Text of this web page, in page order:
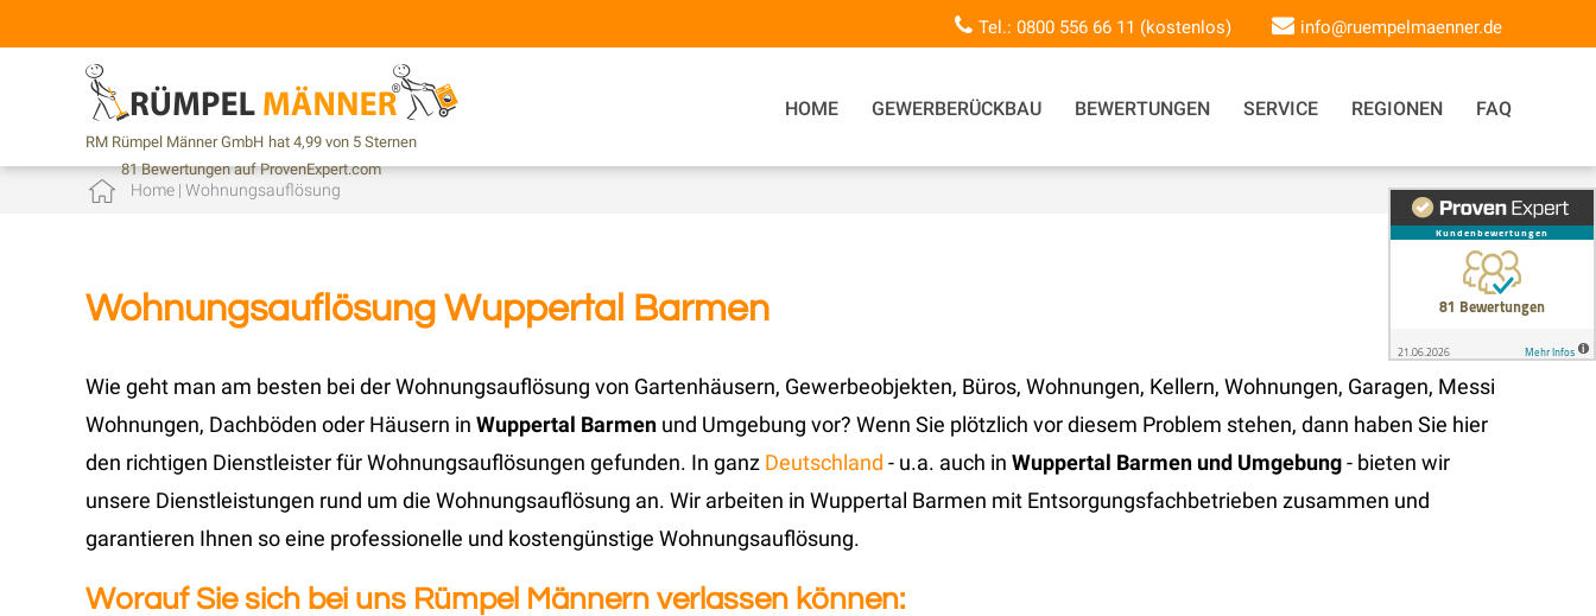
Tel.: 0800 556 66 11 (kostenlos) info@ruempelmaenner.de
HOME GEWERBERÜCKBAU BEWERTUNGEN SERVICE REGIONEN FAQ
RM Rümpel Männer GmbH hat 4,99 von 5 Sternen
81Bewertungen auf ProvenExpert.com
Home| Wohnungsauflösung
Wohnungsauflösung Wuppertal Barmen
Wie geht man am besten bei der Wohnungsauflösung von Gartenhäusern, Gewerbeobjekten, Büros, Wohnungen, Kellern, Wohnungen, Garagen, Messi
Wohnungen, Dachböden oder Häusern in Wuppertal Barmen und Umgebung vor? Wenn Sie plötzlich vor diesem Problem stehen, dann haben Sie hier
den richtigen Dienstleister für Wohnungsauflösungen gefunden. In ganz Deutschland - u.a. auch in Wuppertal Barmen und Umgebung- bieten wir
unsere Dienstleistungen rund um die Wohnungsauflösung an. Wir arbeiten in Wuppertal Barmen mit Entsorgungsfachbetrieben zusammen und
garantieren Ihnen so eine professionelle und kostengünstige Wohnungsauflösung.
Worauf Sie sich bei uns Rümpel Männern verlassen können: